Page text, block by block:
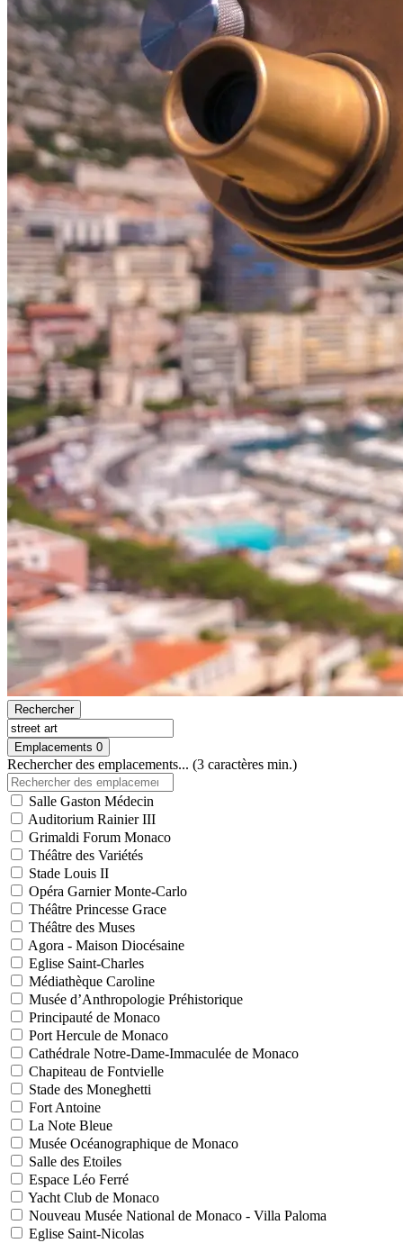
Rechercher
Emplacements 0
Rechercher des emplacements... (3 caractères min.)
Salle Gaston Médecin
Auditorium Rainier III
Grimaldi Forum Monaco
Théâtre des Variétés
Stade Louis II
Opéra Garnier Monte-Carlo
Théâtre Princesse Grace
Théâtre des Muses
Agora - Maison Diocésaine
Eglise Saint-Charles
Médiathèque Caroline
Musée d’Anthropologie Préhistorique
Principauté de Monaco
Port Hercule de Monaco
Cathédrale Notre-Dame-Immaculée de Monaco
Chapiteau de Fontvielle
Stade des Moneghetti
Fort Antoine
La Note Bleue
Musée Océanographique de Monaco
Salle des Etoiles
Espace Léo Ferré
Yacht Club de Monaco
Nouveau Musée National de Monaco - Villa Paloma
Eglise Saint-Nicolas